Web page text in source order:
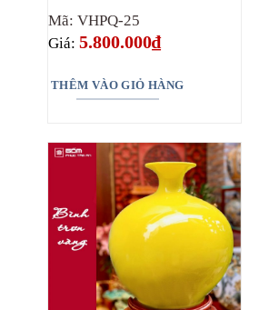
Mã: VHPQ-25
Giá: 5.800.000₫
THÊM VÀO GIỎ HÀNG